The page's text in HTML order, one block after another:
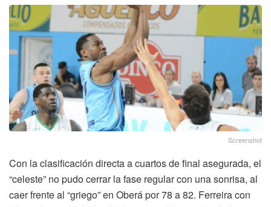
Screenshot
Con la clasificación directa a cuartos de final asegurada, el
“celeste” no pudo cerrar la fase regular con una sonrisa, al
caer frente al “griego” en Oberá por 78 a 82. Ferreira con